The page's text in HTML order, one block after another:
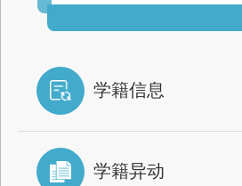
学籍信息
学籍异动